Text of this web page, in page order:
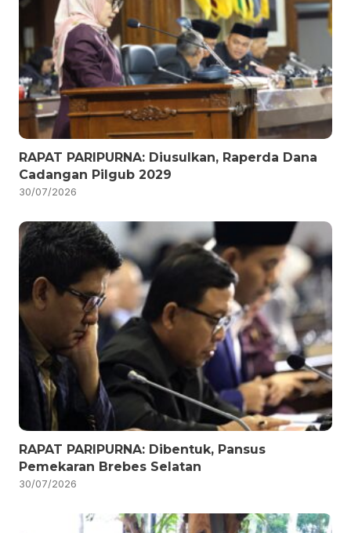
RAPAT PARIPURNA: Diusulkan, Raperda Dana
Cadangan Pilgub 2029
30/07/2026
RAPAT PARIPURNA: Dibentuk, Pansus
Pemekaran Brebes Selatan
30/07/2026